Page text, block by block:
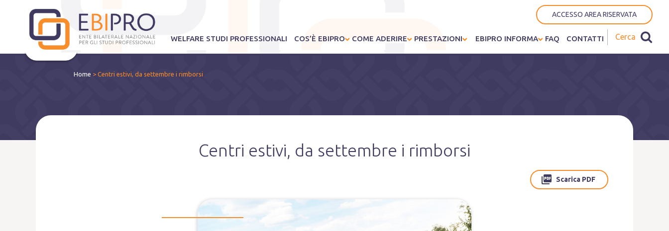
ACCESSO AREA RISERVATA
WELFARE STUDI PROFESSIONALI COS’È EBIPRO COME ADERIRE PRESTAZIONI EBIPRO INFORMA FAQ CONTATTI
Home > Centri estivi, da settembre i rimborsi
Centri estivi, da settembre i rimborsi
Scarica PDF